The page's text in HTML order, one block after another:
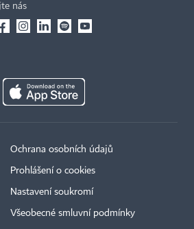
nás
Ochrana osobních údajů
Prohlášení o cookies
Nastavení soukromí
Všeobecné smluvní podmínky